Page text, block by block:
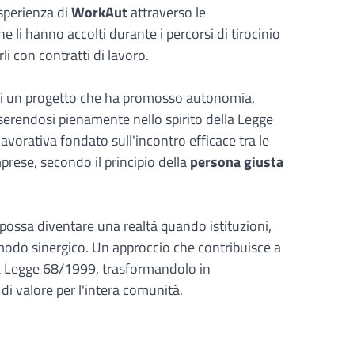
diWorkAutattraverso le
li hanno accolti durante i percorsi di tirocinio
con contratti di lavoro.
progetto che ha promosso autonomia,
pienamente nello spirito della Legge
fondato sull'incontro efficace tra le
secondo il principio dellapersona giusta
diventare una realtà quando istituzioni,
sinergico. Un approccio che contribuisce a
68/1999, trasformandolo in
valore per l'intera comunità.